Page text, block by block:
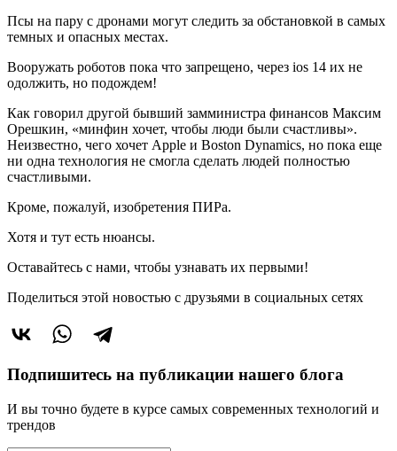
Псы на пару с дронами могут следить за обстановкой в самых
темных и опасных местах.
Вооружать роботов пока что запрещено, через ios 14 их не
одолжить, но подождем!
Как говорил другой бывший замминистра финансов Максим
Орешкин, «минфин хочет, чтобы люди были счастливы».
Неизвестно, чего хочет Apple и Boston Dynamics, но пока еще
ни одна технология не смогла сделать людей полностью
счастливыми.
Кроме, пожалуй, изобретения ПИРа.
Хотя и тут есть нюансы.
Оставайтесь с нами, чтобы узнавать их первыми!
Поделиться этой новостью с друзьями в социальных сетях
Подпишитесь на публикации нашего блога
И вы точно будете в курсе самых современных технологий и
трендов